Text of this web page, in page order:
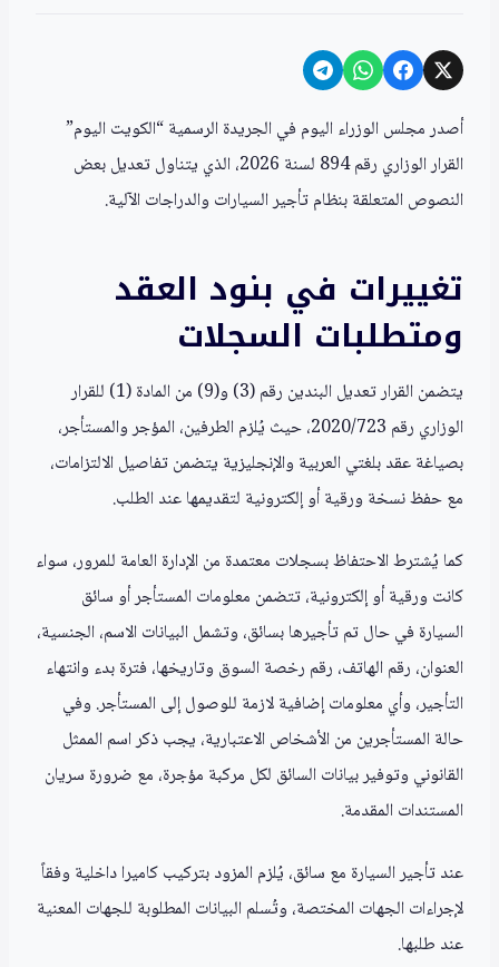
أصدر مجلس الوزراء اليوم في الجريدة الرسمية “الكويت اليوم”
القرار الوزاري رقم 894 لسنة 2026، الذي يتناول تعديل بعض
النصوص المتعلقة بنظام تأجير السيارات والدراجات الآلية.
تغييرات في بنود العقد
ومتطلبات السجلات
يتضمن القرار تعديل البندين رقم (3) و(9) من المادة (1) للقرار
الوزاري رقم 2020/723، حيث يُلزم الطرفين، المؤجر والمستأجر،
بصياغة عقد بلغتي العربية والإنجليزية يتضمن تفاصيل الالتزامات،
مع حفظ نسخة ورقية أو إلكترونية لتقديمها عند الطلب.
كما يُشترط الاحتفاظ بسجلات معتمدة من الإدارة العامة للمرور، سواء
كانت ورقية أو إلكترونية، تتضمن معلومات المستأجر أو سائق
السيارة في حال تم تأجيرها بسائق، وتشمل البيانات الاسم، الجنسية،
العنوان، رقم الهاتف، رقم رخصة السوق وتاريخها، فترة بدء وانتهاء
التأجير، وأي معلومات إضافية لازمة للوصول إلى المستأجر. وفي
حالة المستأجرين من الأشخاص الاعتبارية، يجب ذكر اسم الممثل
القانوني وتوفير بيانات السائق لكل مركبة مؤجرة، مع ضرورة سريان
المستندات المقدمة.
عند تأجير السيارة مع سائق، يُلزم المزود بتركيب كاميرا داخلية وفقاً
لإجراءات الجهات المختصة، وتُسلم البيانات المطلوبة للجهات المعنية
عند طلبها.